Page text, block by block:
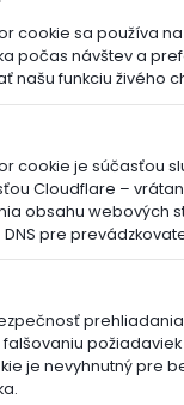
cookie sa používa
počas návštev a
našu funkciu živého
cookie je súčasťou
Cloudflare –
obsahu webových
pre
je nevyhnutný pre